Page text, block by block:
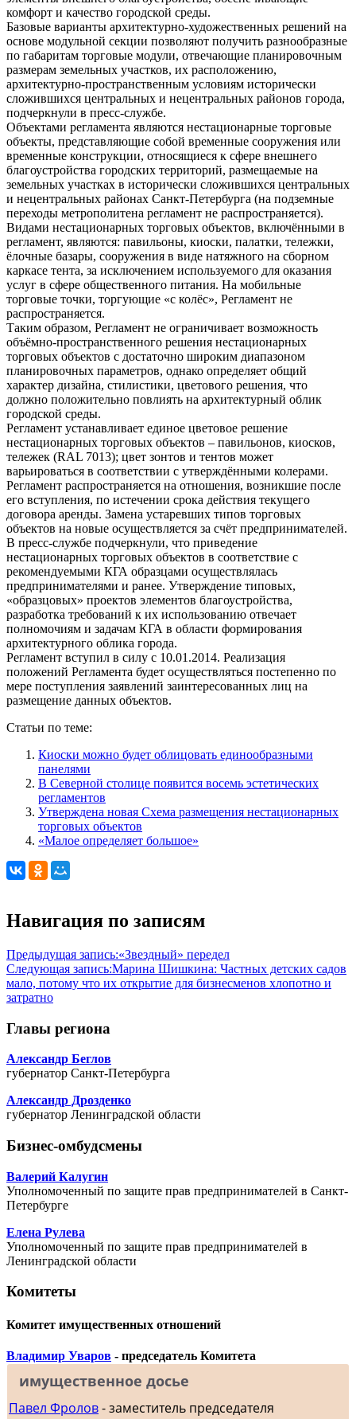
комфорт и качество городской среды.
Базовые варианты архитектурно-художественных решений на
основе модульной секции позволяют получить разнообразные
по габаритам торговые модули, отвечающие планировочным
размерам земельных участков, их расположению,
архитектурно-пространственным условиям исторически
сложившихся центральных и нецентральных районов города,
подчеркнули в пресс-службе.
Объектами регламента являются нестационарные торговые
объекты, представляющие собой временные сооружения или
временные конструкции, относящиеся к сфере внешнего
благоустройства городских территорий, размещаемые на
земельных участках в исторически сложившихся центральных
и нецентральных районах Санкт-Петербурга (на подземные
переходы метрополитена регламент не распространяется).
Видами нестационарных торговых объектов, включёнными в
регламент, являются: павильоны, киоски, палатки, тележки,
ёлочные базары, сооружения в виде натяжного на сборном
каркасе тента, за исключением используемого для оказания
услуг в сфере общественного питания. На мобильные
торговые точки, торгующие «с колёс», Регламент не
распространяется.
Таким образом, Регламент не ограничивает возможность
объёмно-пространственного решения нестационарных
торговых объектов с достаточно широким диапазоном
планировочных параметров, однако определяет общий
характер дизайна, стилистики, цветового решения, что
должно положительно повлиять на архитектурный облик
городской среды.
Регламент устанавливает единое цветовое решение
нестационарных торговых объектов – павильонов, киосков,
тележек (RAL 7013); цвет зонтов и тентов может
варьироваться в соответствии с утверждёнными колерами.
Регламент распространяется на отношения, возникшие после
его вступления, по истечении срока действия текущего
договора аренды. Замена устаревших типов торговых
объектов на новые осуществляется за счёт предпринимателей.
В пресс-службе подчеркнули, что приведение
нестационарных торговых объектов в соответствие с
рекомендуемыми КГА образцами осуществлялась
предпринимателями и ранее. Утверждение типовых,
«образцовых» проектов элементов благоустройства,
разработка требований к их использованию отвечает
полномочиям и задачам КГА в области формирования
архитектурного облика города.
Регламент вступил в силу с 10.01.2014. Реализация
положений Регламента будет осуществляться постепенно по
мере поступления заявлений заинтересованных лиц на
размещение данных объектов.
Статьи по теме:
Киоски можно будет облицовать единообразными
панелями
В Северной столице появится восемь эстетических
регламентов
Утверждена новая Схема размещения нестационарных
торговых объектов
«Малое определяет большое»
Навигация по записям
Предыдущая запись:«Звездный» передел
Следующая запись:Марина Шишкина: Частных детских садов
мало, потому что их открытие для бизнесменов хлопотно и
затратно
Главы региона
Александр Беглов
губернатор Санкт-Петербурга
Александр Дрозденко
губернатор Ленинградской области
Бизнес-омбудсмены
Валерий Калугин
Уполномоченный по защите прав предпринимателей в Санкт-
Петербурге
Елена Рулева
Уполномоченный по защите прав предпринимателей в
Ленинградской области
Комитеты
Комитет имущественных отношений
Владимир Уваров - председатель Комитета
имущественное досье
Павел Фролов- заместитель председателя